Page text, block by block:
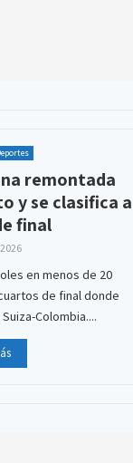
remontada
y se clasifica a
final
en menos de 20
de final donde
Colombia....